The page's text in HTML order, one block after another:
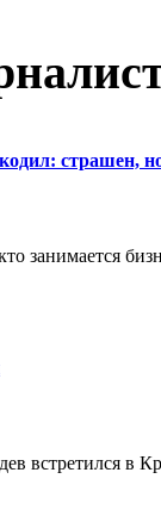
страшен,
занимается
встретился в